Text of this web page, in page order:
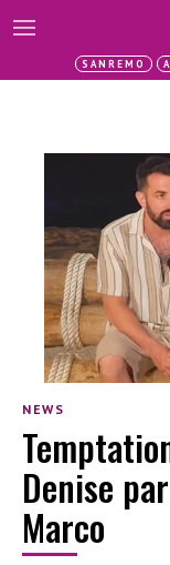
SANREMO
NEWS
Denise
Marco